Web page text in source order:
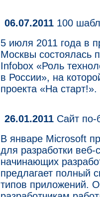
06.07.2011 100
5 июля 2011 года в
Москвы состоялась
Infobox «Роль
в России», на
проекта «На старт!».
26.01.2011 Сайт по-
В январе Microsoft
для разработки
начинающих
предлагает полный
типов приложений.